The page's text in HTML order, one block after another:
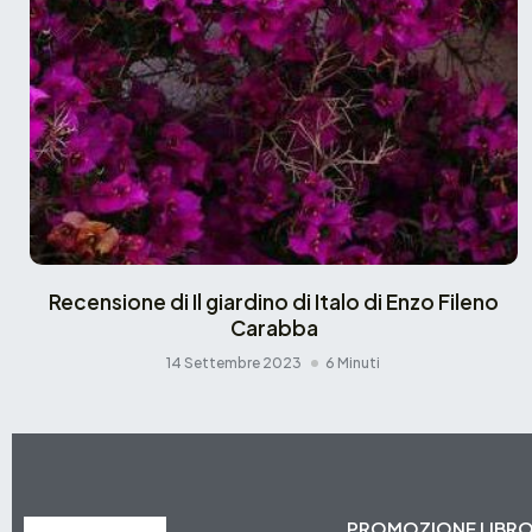
Recensione di Il giardino di Italo di Enzo Fileno
Carabba
14 Settembre 2023 6 Minuti
PROMOZIONE LIBRO